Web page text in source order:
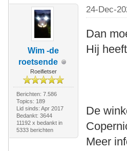
Wim -de
roetsende
Roeifietser
Berichten: 7.586
Topics: 189
Lid sinds: Apr 2017
Bedankt: 3644
11192 x bedankt in
5333 berichten
24-Dec-
Dan
Hij
De
Meer